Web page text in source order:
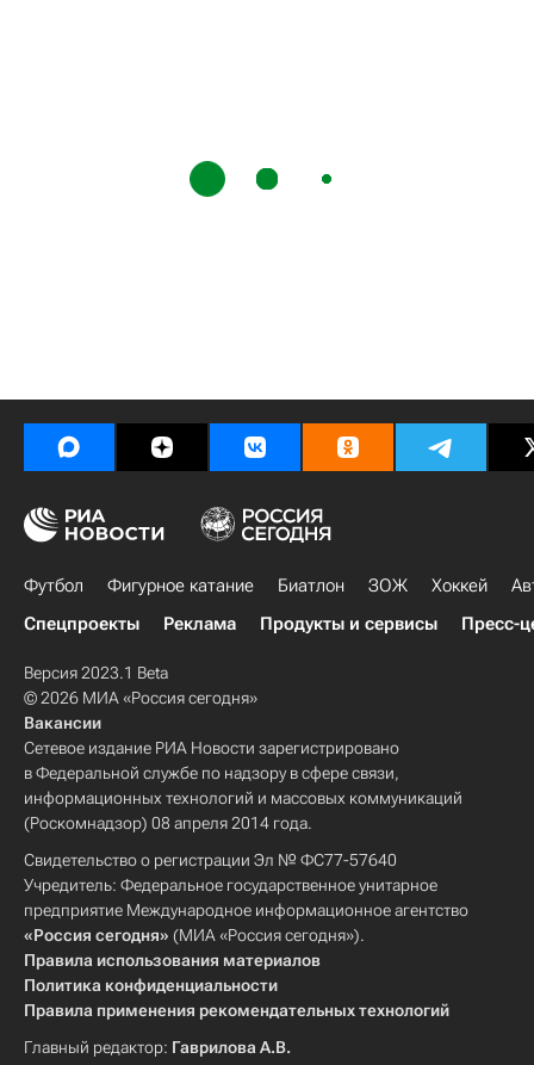
Футбол Фигурное катание Биатлон ЗОЖ Хоккей
Спецпроекты
Реклама Продукты и сервисы Пресс-
Версия 2023.1 Beta
© 2026 МИА «Россия сегодня»
Вакансии
Сетевое издание РИА Новости зарегистрировано
в Федеральной службе по надзору в сфере связи,
информационных технологий и массовых коммуникаций
(Роскомнадзор) 08 апреля 2014 года.
Свидетельство о регистрации Эл № ФС77-57640
Учредитель: Федеральное государственное унитарное
предприятие Международное информационное агентство
«Россия сегодня» (МИА «Россия сегодня»).
Правила использования материалов
Политика конфиденциальности
Правила применения рекомендательных технологий
Главный редактор: Гаврилова А.В.